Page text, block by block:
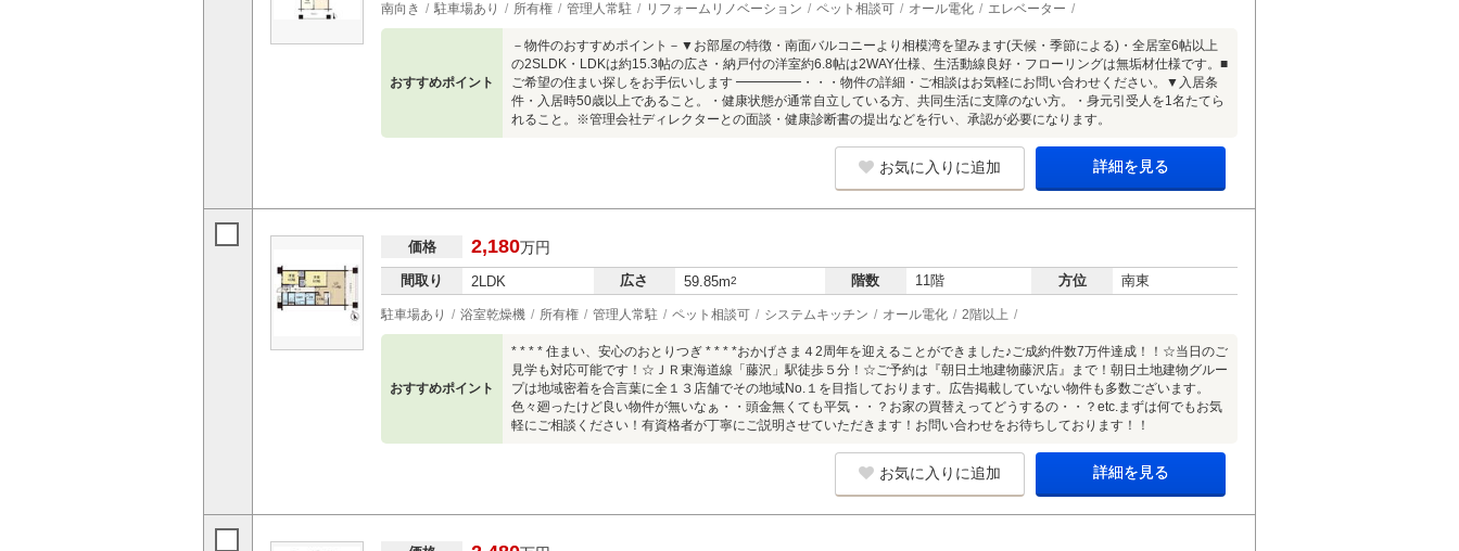
南向き 駐車場あり 所有権 管理人常駐 リフォームリノベーション ペット相談可 オール電化 エレベーター
おすすめポイント
－物件のおすすめポイント－▼お部屋の特徴・南面バルコニーより相模湾を望みます(天候・季節による)・全居室6帖以上
の2SLDK・LDKは約15.3帖の広さ・納戸付の洋室約6.8帖は2WAY仕様、生活動線良好・フローリングは無垢材仕様です。■
ご希望の住まい探しをお手伝いします ━━━━━・・・物件の詳細・ご相談はお気軽にお問い合わせください。▼入居条
件・入居時50歳以上であること。・健康状態が通常自立している方、共同生活に支障のない方。・身元引受人を1名たてら
れること。※管理会社ディレクターとの面談・健康診断書の提出などを行い、承認が必要になります。
お気に入りに追加 詳細を見る
価格 2,180万円
間取り 2LDK 広さ 59.85m2 階数 11階 方位 南東
駐車場あり 浴室乾燥機 所有権 管理人常駐 ペット相談可 システムキッチン オール電化 2階以上
おすすめポイント
* * * * 住まい、安心のおとりつぎ * * * *おかげさま４2周年を迎えることができました♪ご成約件数7万件達成！！☆当日のご
見学も対応可能です！☆ＪＲ東海道線「藤沢」駅徒歩５分！☆ご予約は『朝日土地建物藤沢店』まで！朝日土地建物グルー
プは地域密着を合言葉に全１３店舗でその地域No.１を目指しております。広告掲載していない物件も多数ございます。
色々廻ったけど良い物件が無いなぁ・・頭金無くても平気・・？お家の買替えってどうするの・・？etc.まずは何でもお気
軽にご相談ください！有資格者が丁寧にご説明させていただきます！お問い合わせをお待ちしております！！
お気に入りに追加 詳細を見る